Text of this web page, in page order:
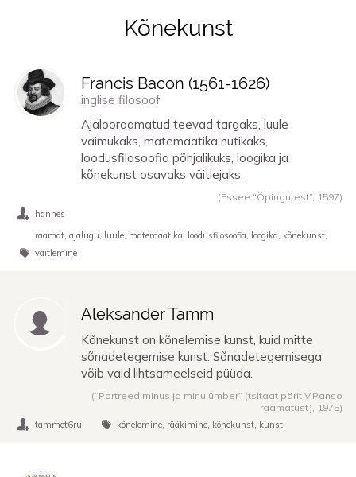
Tsitaadid teemalkõnekunst
Kõnekunst
Francis Bacon (1561-1626)
inglise filosoof
Ajalooraamatud teevad targaks, luule
vaimukaks, matemaatika nutikaks,
loodusfilosoofia põhjalikuks, loogika ja
kõnekunst osavaks väitlejaks.
(Essee “Õpingutest”, 1597)
hannes
raamat ajalugu luule matemaatika loodusfilosoofia loogika kõnekunst
väitlemine
Aleksander Tamm
Kõnekunst on kõnelemise kunst, kuid mitte
sõnadetegemise kunst. Sõnadetegemisega
võib vaid lihtsameelseid püüda.
(“Portreed minus ja minu ümber” (tsitaat pärit V.Panso
raamatust), 1975)
tammet6ru kõnelemine rääkimine kõnekunst kunst